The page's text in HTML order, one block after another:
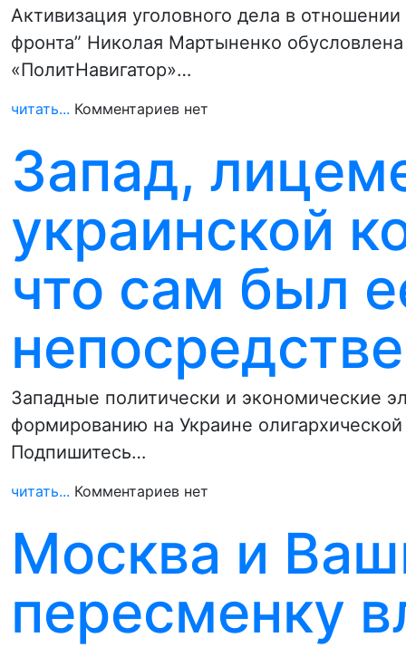
Активизация уголовного дела в
фронта” Николая Мартыненко
«ПолитНавигатор»…
читать... Комментариев нет
Запад,
украинской
что сам был
Западные политически и экономические
формированию на Украине
Подпишитесь…
читать... Комментариев нет
Москва и
пересменку